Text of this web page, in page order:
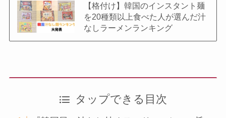
【格付け】韓国のインスタント麺
を20種類以上食べた人が選んだ汁
なしラーメンランキング
タップできる目次